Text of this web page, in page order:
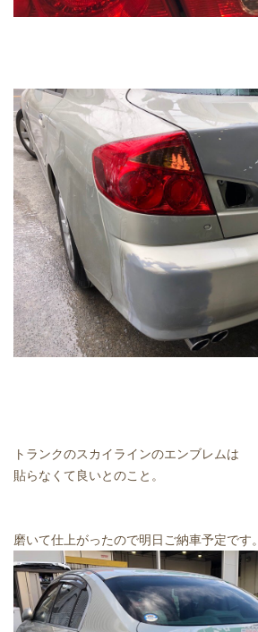
トランクのスカイラインのエンブレムは
貼らなくて良いとのこと。
磨いて仕上がったので明日ご納車予定です。